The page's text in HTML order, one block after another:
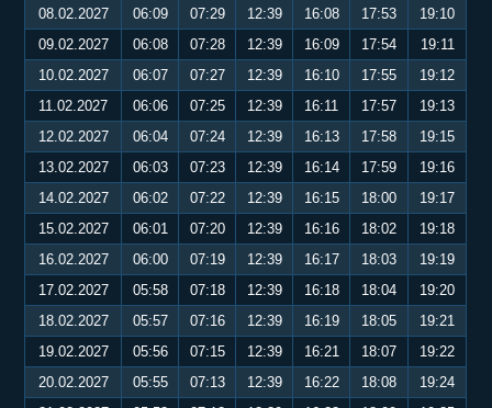
08.02.2027
06:09 07:29 12:39 16:08 17:53
19:10
09.02.2027
06:08 07:28 12:39 16:09 17:54
19:11
10.02.2027
06:07 07:27 12:39 16:10 17:55
19:12
11.02.2027
06:06 07:25 12:39 16:11 17:57
19:13
12.02.2027
06:04 07:24 12:39 16:13 17:58
19:15
13.02.2027
06:03 07:23 12:39 16:14 17:59
19:16
14.02.2027
06:02 07:22 12:39 16:15 18:00
19:17
15.02.2027
06:01 07:20 12:39 16:16 18:02
19:18
16.02.2027
06:00 07:19 12:39 16:17 18:03
19:19
17.02.2027
05:58 07:18 12:39 16:18 18:04
19:20
18.02.2027
05:57 07:16 12:39 16:19 18:05
19:21
19.02.2027
05:56 07:15 12:39 16:21 18:07
19:22
20.02.2027
05:55 07:13 12:39 16:22 18:08
19:24